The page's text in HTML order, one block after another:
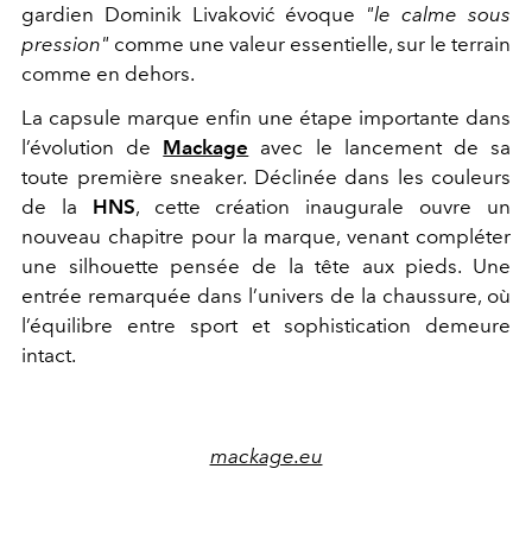
gardien Dominik Livaković évoque "le calme sous
pression" comme une valeur essentielle, sur le terrain
comme en dehors.
La capsule marque enfin une étape importante dans
l’évolution de Mackage avec le lancement de sa
toute première sneaker. Déclinée dans les couleurs
de la HNS, cette création inaugurale ouvre un
nouveau chapitre pour la marque, venant compléter
une silhouette pensée de la tête aux pieds. Une
entrée remarquée dans l’univers de la chaussure, où
l’équilibre entre sport et sophistication demeure
intact.
mackage.eu